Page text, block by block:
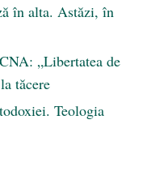
în alta. Astăzi, în
„Libertatea de
tăcere
Teologia